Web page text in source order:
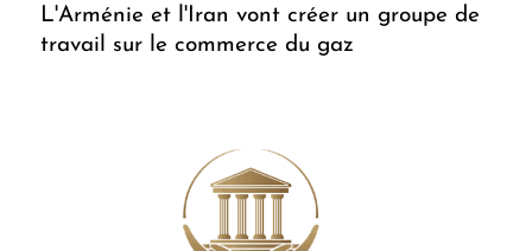
L'Arménie et l'Iran vont créer un groupe de
travail sur le commerce du gaz